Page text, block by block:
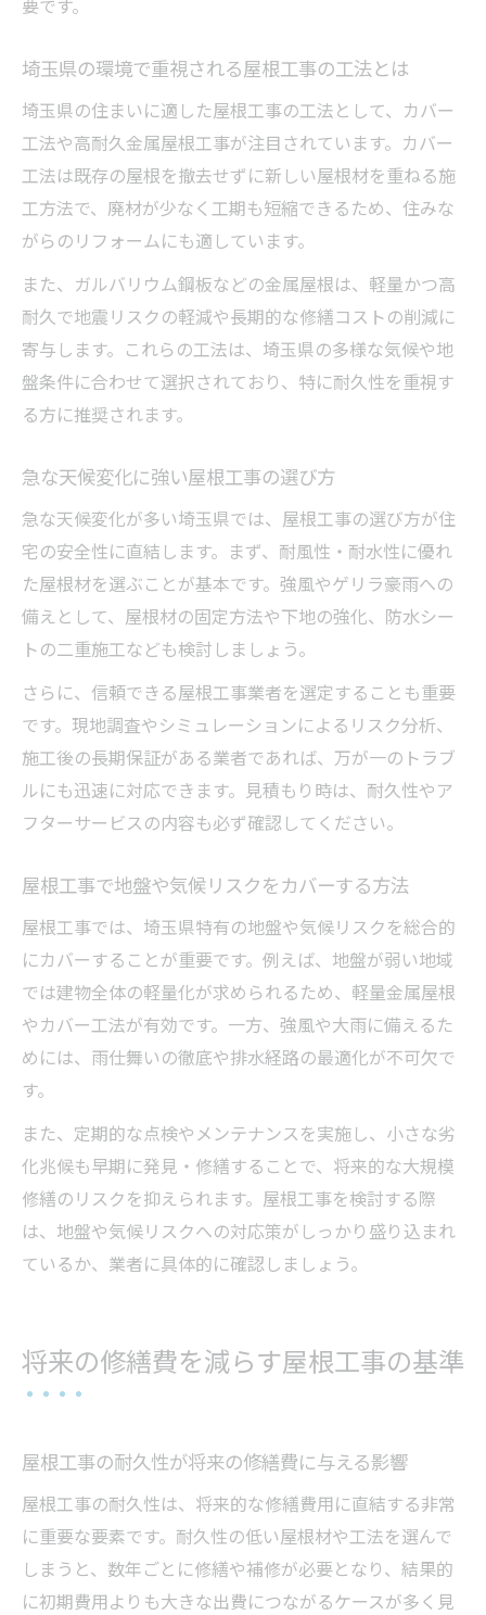
要です。
埼玉県の環境で重視される屋根工事の工法とは
埼玉県の住まいに適した屋根工事の工法として、カバー
工法や高耐久金属屋根工事が注目されています。カバー
工法は既存の屋根を撤去せずに新しい屋根材を重ねる施
工方法で、廃材が少なく工期も短縮できるため、住みな
がらのリフォームにも適しています。
また、ガルバリウム鋼板などの金属屋根は、軽量かつ高
耐久で地震リスクの軽減や長期的な修繕コストの削減に
寄与します。これらの工法は、埼玉県の多様な気候や地
盤条件に合わせて選択されており、特に耐久性を重視す
る方に推奨されます。
急な天候変化に強い屋根工事の選び方
急な天候変化が多い埼玉県では、屋根工事の選び方が住
宅の安全性に直結します。まず、耐風性・耐水性に優れ
た屋根材を選ぶことが基本です。強風やゲリラ豪雨への
備えとして、屋根材の固定方法や下地の強化、防水シー
トの二重施工なども検討しましょう。
さらに、信頼できる屋根工事業者を選定することも重要
です。現地調査やシミュレーションによるリスク分析、
施工後の長期保証がある業者であれば、万が一のトラブ
ルにも迅速に対応できます。見積もり時は、耐久性やア
フターサービスの内容も必ず確認してください。
屋根工事で地盤や気候リスクをカバーする方法
屋根工事では、埼玉県特有の地盤や気候リスクを総合的
にカバーすることが重要です。例えば、地盤が弱い地域
では建物全体の軽量化が求められるため、軽量金属屋根
やカバー工法が有効です。一方、強風や大雨に備えるた
めには、雨仕舞いの徹底や排水経路の最適化が不可欠で
す。
また、定期的な点検やメンテナンスを実施し、小さな劣
化兆候も早期に発見・修繕することで、将来的な大規模
修繕のリスクを抑えられます。屋根工事を検討する際
は、地盤や気候リスクへの対応策がしっかり盛り込まれ
ているか、業者に具体的に確認しましょう。
将来の修繕費を減らす屋根工事の基準
屋根工事の耐久性が将来の修繕費に与える影響
屋根工事の耐久性は、将来的な修繕費用に直結する非常
に重要な要素です。耐久性の低い屋根材や工法を選んで
しまうと、数年ごとに修繕や補修が必要となり、結果的
に初期費用よりも大きな出費につながるケースが多く見